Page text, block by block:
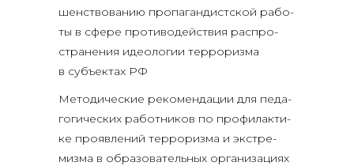
шен­ство­ва­нию про­па­ган­дист­ской рабо­
ты в сфе­ре про­ти­во­дей­ствия рас­про­
стра­не­ния идео­ло­гии тер­ро­риз­ма
в субъ­ек­тах РФ
Мето­ди­че­ские реко­мен­да­ции для педа­
го­ги­че­ских работ­ни­ков по про­фи­лак­ти­
ке про­яв­ле­ний тер­ро­риз­ма и экс­тре­
миз­ма в обра­зо­ва­тель­ных организациях